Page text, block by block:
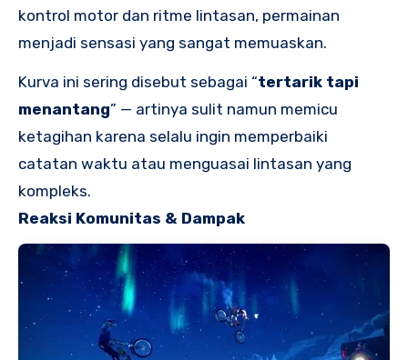
kontrol motor dan ritme lintasan, permainan
menjadi sensasi yang sangat memuaskan.
Kurva ini sering disebut sebagai “tertarik tapi
menantang” — artinya sulit namun memicu
ketagihan karena selalu ingin memperbaiki
catatan waktu atau menguasai lintasan yang
kompleks.
Reaksi Komunitas & Dampak